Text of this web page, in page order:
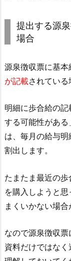
提出する源
場合
源泉徴収票に基本
が記載されている
明細に歩合給の
する可能性がある
は、毎月の給与
割出します。
たまたま最近の
を購入しようと
まくいかない場合
なので源泉徴収
資料だけではな